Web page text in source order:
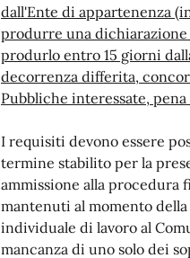
dall'Ente di appartenenza
produrre una dichiarazione
produrlo entro 15 giorni
decorrenza differita,
Pubbliche interessate,
I requisiti devono essere
termine stabilito per la
ammissione alla procedura
mantenuti al momento
individuale di lavoro al
mancanza di uno solo dei